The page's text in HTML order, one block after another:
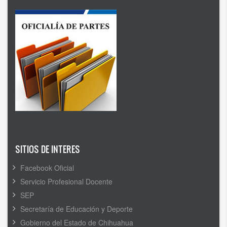
SITIOS DE INTERES
Facebook Oficial
Servicio Profesional Docente
SEP
Secretaría de Educación y Deporte
Gobierno del Estado de Chihuahua